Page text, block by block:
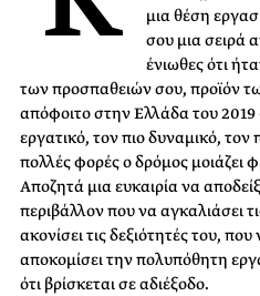
μια θέση
σου μια σειρά
ένιωθες ότι
των προσπαθειών σου, προϊόν
απόφοιτο στην Ελλάδα του 2019
εργατικό, τον πιο δυναμικό,
πολλές φορές ο δρόμος μοιάζει
Αποζητά μια ευκαιρία να
περιβάλλον που να αγκαλιάσει
ακονίσει τις δεξιότητές του,
αποκομίσει την πολυπόθητη
ότι βρίσκεται σε αδιέξοδο.